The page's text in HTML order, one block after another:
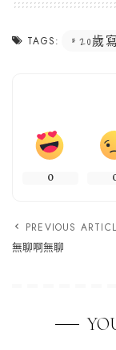
TAGS: 20歲
0
PREVIOUS
無聊啊無聊